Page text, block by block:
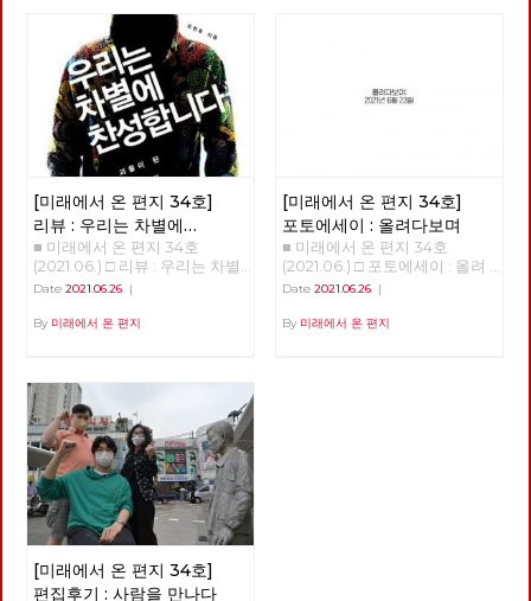
강을 건너야 했지만, 폭염을 피
하기 위해 북한산의 숲길부터 걷
기로 경로를 변경했다. 가을까지
북한산에서 보내고, 초겨울 다시
광나루에서 한강을 건넜다. 혹한
이 거셌던 2021년 1월, 중대재해
기업처벌법 제정을 요구하며 국
회 앞에서 단식투쟁을 이어가던
무렵에는 여의도 샛강을 따라 한
국 정치의 경계, 국회의사당 주
변을 걷기도 했다. 사실 경계사
진의 목표는 지리적 경계를 넘어
정치적 경계를 확인하고 그 경계
를 넘어서는 것이었으니, 국회
담장이야말로 노동자 민중이 넘
어야 할 가장 멀고 높은 경계였
다. 관악산에서 진달래꽃과 함
께 봄을 맞이한 후 안양천과 한
마침내 도봉산을 지나 출발지였
던 서울창포원에 도착했다. 서울
경계의 숲과 마을을 걸으며 사계
절을 다 보낸 셈이다. 지역 주민
들의 휴식을 위해서건 관광수익
을 위해서건 지자체마다 둘레길
조성 붐이 일고 있지만, 경계사
진이 걸었던 공간과 시간은 달랐
다. 23차 마지막 출사 역시 서울
둘레길이라는 경계를 벗어나, 이
재유 선생이 체포된 곳으로 추정
제정과 개정, 당의 조직진로나
주요정책 및 사업방향에 관한 결
정 등을 합니다. 이날 선출된 10
명의 당대회 준비위원들은 당대
회에서 함께 논의하고 결정할 안
건을 준비하고, 전국순회토론회
및 본행사를 기획합니다. 현재
예정대로라면 2021년 정기당대
회는 9월 11일 개최합니다. 당대
회가 노동당의 미래를 위한 토론
과 전국 당원들이 함께하는 축제
의 장이 되자면, 당원들의 많은
관심과 참여가 필요합니다. 같
은 날, 전국위원회는 22년 대선
과 지선에 대한 노동당의 기본방
세와 함께 당의 성장을 고려하면
지역정치를 강화한다는 목표 아
래 4대 기본방침을 채택했습니
다. 첫째, 2024년 총선까지 고
려하여 2022년 대선과 지선을
전략적으로 배치, 공약과 후보를
준비한다. 둘째, 사회주의 좌파
공동대응을 추진하며, 대선의 경
우 원탁회의를 통해 긍정적 논의
결과를 끌어내며, 제진보좌파 세
든 광역당부에서 지방선거 출마
를 준비하고, 그 결과로 지방의
상승해 지금과 같은 대륙 모양이
에서 태어난 현생 인류가 전세계
에 지금 같은 문명을 형성하며
살고 있다. 우리가 사는 지금을
신생대 제4기 가운데 충적세라
고 부르는 것은 이렇게 충적 평
야가 생겨난 까닭이다. 한데 지
후 급상승하고 있다. 또 이산화
년대를 겨냥하던 이른바 ‘레트로
retro’ 또는 ‘뉴트로newtro’ 경
향은, [암살](2015), [덕혜옹주]
(2016), [미스터 션샤인](2018)
등과 함께 이제는 1920~30년대
전후로까지 거슬러 올라가고 있
습니다. 그 결과, 50년 전은 물론
이고 100년 전의 의상과 소품,
건축까지 영화 세트나 사진 스튜
디오를 벗어나 골목으로, 일상으
로 쏟아져 나오고 있습니다. 그
리고 이 복고 경향 속에서, 과거
는 물론이고 현재를 살아냈던 사
람들의 자취는 그들이 걸었던 길
과 함께 지워지곤 합니다. 복고
의 소비는, 그 시대를 이미 경험
한 세대에게는 향수와 그리움을,
그 시대를 처음 경험하는 세대에
에 지쳐 있는 현대인들은, 이미
지나간 과거를 소비하며 안정감
을 느낀답니다. 게다가 복고 문
화의 소비는 스마트폰으로 자신
의 삶을 전시하는 것이 일상화된
시대에 필요한 특별한 배경과 소
품을 마련해 줍니다. 100년 전
경성의 ‘모던보이’나 ‘모던걸’의
의상을 입고 ‘전차’를 타고 도착
한 ‘다방’에 앉아 ‘가베’를 마시는
‘경성레트로’도 그 중 하나입니
미국의 허리케인과도 같은 의외
의 변화를 일으키기도 했다. 아
어났으며, 완전하다고 할 수는
없지만 예방백신과 치료제들이
만들어졌다. 또한, 어떤 방역체
계가 잘 작동하는지 아닌 지를
판별할 수 있는 경험들도 쌓이기
시작했다. 그와 함께, 이 바이러
스의 창궐이 우리의 삶에 어떤
변화를 가져올까 하는 점에 대한
[미래에서 온 편지 34호]
리뷰 : 우리는 차별에
찬성합니다
■ 미래에서 온 편지 34호
(2021.06.) □ 리뷰 : 우리는 차별
에 찬성합니다 김혜리 오찬호
(개마고원, 2013) "이렇게 다시
요... 어떻게 세상이 이렇게까지
됐는지, 참..." 이 대화는 소박한
자유인 후지이 모임에서 <우리
는 차별에 찬성합니다>를 읽고
토론하던 중, 휴식 시간에 모임
구성원인 박수영 동지와 나눈 것
이다. 이 책을 읽고 나서 가장 기
억에 남은 것은 책 내용보다도
위의 대화였다. 박수영 동지는
몇 번이고 미안하다고 말했다.
이상하고 괴상한 사회를 위로가
바꿀 순 없지만, 난 고마웠다. 늘
Date 2021.06.26 |
By 미래에서 온 편지
[미래에서 온 편지 34호]
포토에세이 : 올려다보며
■ 미래에서 온 편지 34호
(2021.06.) □ 포토에세이 : 올려
다보며 <작성: 이용규>
Date 2021.06.26|
By 미래에서 온 편지
[미래에서 온 편지 34호]
편집후기 : 사람을 만나다